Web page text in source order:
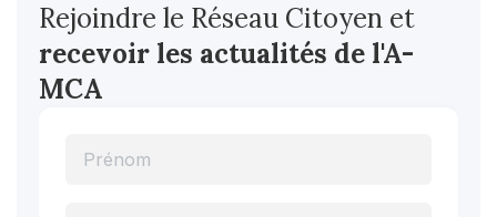
Rejoindre le Réseau Citoyen et
recevoir les actualités de l'A-
MCA